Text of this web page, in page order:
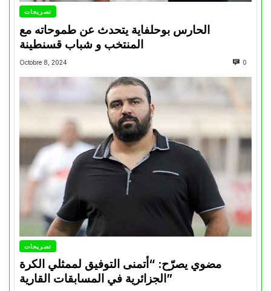
تصريحات
الحارس بوحلفاية يتحدث عن طموحاته مع
المنتخب و شباب قسنطينة
Octobre 8, 2024 0
تصريحات
مضوي يصرّح: “أتمنى التوفيق لممثلي الكرة
الجزائرية في المسابقات القارية”